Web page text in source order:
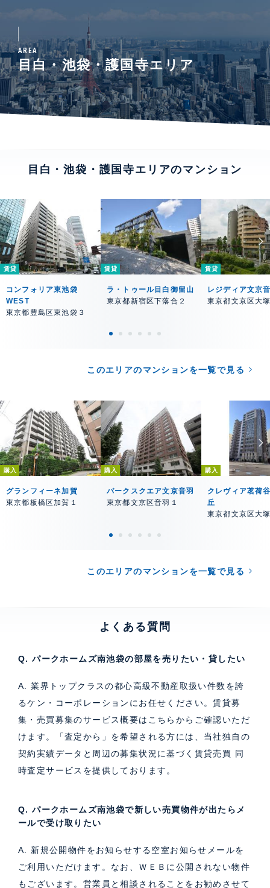
AREA
目白・池袋・護国寺エリア
目白・池袋・護国寺エリアのマンション
賃貸
コンフォリア東池袋
WEST
東京都豊島区東池袋３
賃貸
ラ・トゥール目白御留山
東京都新宿区下落合２
賃貸
レジディア文京
東京都文京区大
このエリアのマンションを一覧で見る
購入
グランフィーネ加賀
東京都板橋区加賀１
購入
パークスクエア文京音羽
東京都文京区音羽１
購入
クレヴィア茗荷
丘
東京都文京区大
このエリアのマンションを一覧で見る
よくある質問
Q. パークホームズ南池袋の部屋を売りたい・貸したい
A. 業界トップクラスの都心高級不動産取扱い件数を誇
るケン・コーポレーションにお任せください。賃貸募
集・売買募集のサービス概要はこちら からご確認いただ
けます。「査定から」を希望される方には、当社独自の
契約実績データと周辺の募集状況に基づく 賃貸売買 同
時査定サービス を提供しております。
Q. パークホームズ南池袋で新しい売買物件が出たらメ
ールで受け取りたい
A. 新規公開物件をお知らせする空室お知らせメールを
ご利用いただけます。なお、ＷＥＢに公開されない物件
もございます。営業員と相談されることをお勧めさせて